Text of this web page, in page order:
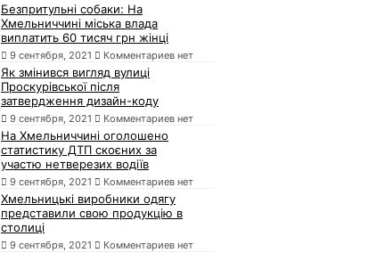
Безпритульні собаки: На
Хмельниччині міська влада
виплатить 60 тисяч грн жінці
9 сентября, 2021 Комментариев нет
Як змінився вигляд вулиці
Проскурівської після
затвердження дизайн-коду
9 сентября, 2021 Комментариев нет
На Хмельниччині оголошено
статистику ДТП скоєних за
участю нетверезих водіїв
9 сентября, 2021 Комментариев нет
Хмельницькі виробники одягу
представили свою продукцію в
столиці
9 сентября, 2021 Комментариев нет